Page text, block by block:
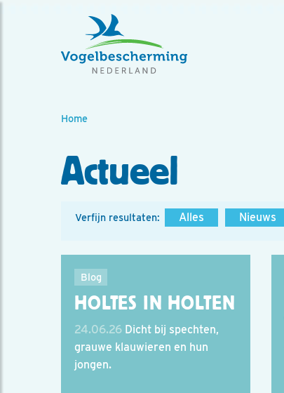
Home
Actueel
Verfijn resultaten: Alles Nieuws
Blog
HOLTES IN HOLTEN
24.06.26 Dicht bij spechten,
grauwe klauwieren en hun
jongen.